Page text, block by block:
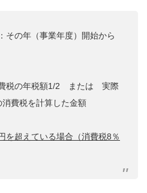
その年（事業年度）開始から
費税の年税額1/2 または 実際
費税を計算した金額
を超えている場合（消費税8％